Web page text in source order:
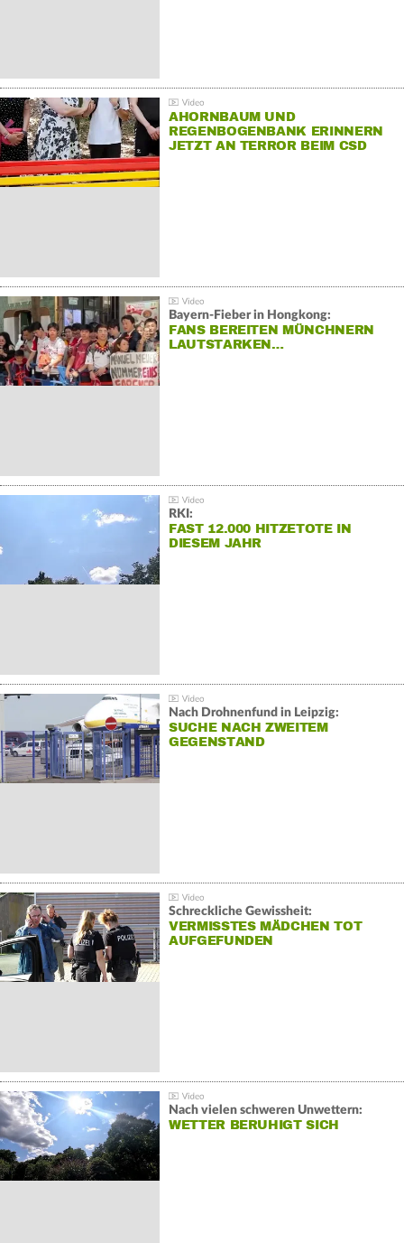
AHORNBAUM UND
REGENBOGENBANK ERINNERN
JETZT AN TERROR BEIM CSD
Bayern-Fieber in Hongkong:
FANS BEREITEN MÜNCHNERN
LAUTSTARKEN…
RKI:
FAST 12.000 HITZETOTE IN
DIESEM JAHR
Nach Drohnenfund in Leipzig:
SUCHE NACH ZWEITEM
GEGENSTAND
Schreckliche Gewissheit:
VERMISSTES MÄDCHEN TOT
AUFGEFUNDEN
Nach vielen schweren Unwettern:
WETTER BERUHIGT SICH